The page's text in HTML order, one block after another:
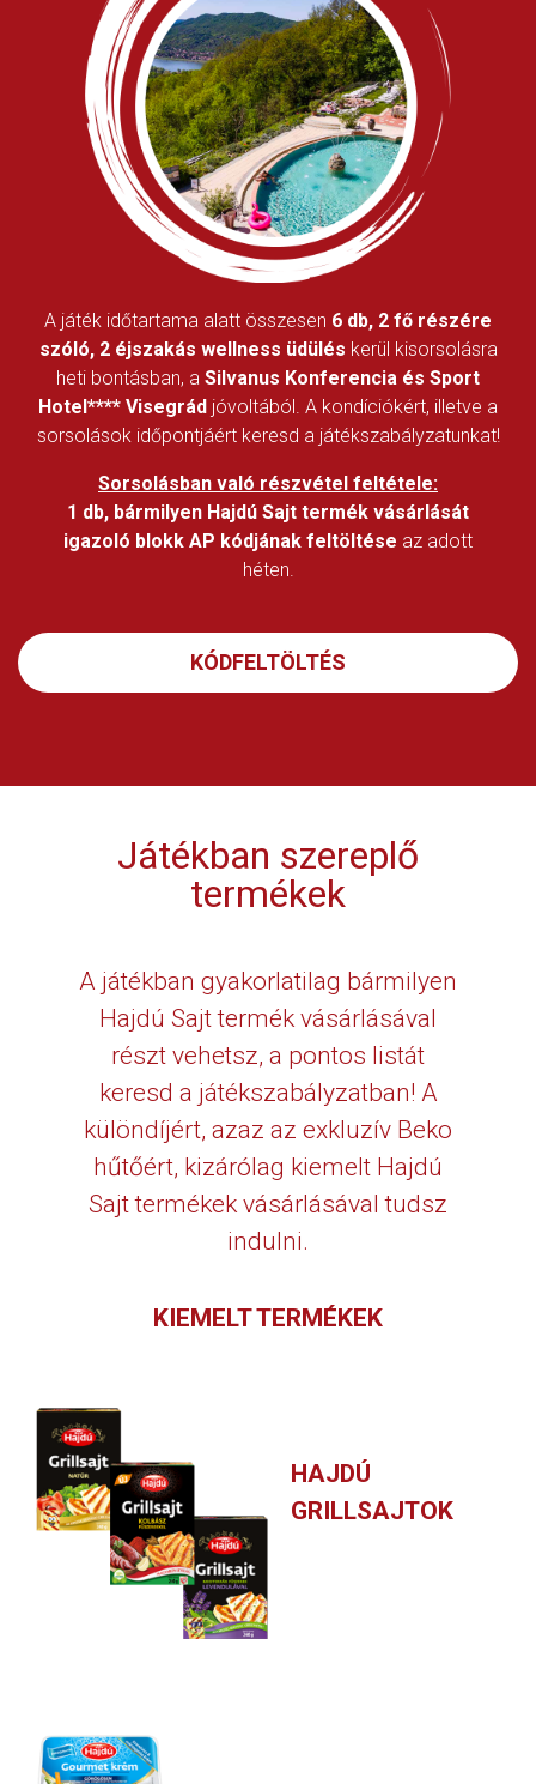
A játék időtartama alatt összesen 6 db, 2 fő részére
szóló, 2 éjszakás wellness üdülés kerül kisorsolásra
heti bontásban, a Silvanus Konferencia és Sport
Hotel**** Visegrád jóvoltából. A kondíciókért, illetve a
sorsolások időpontjáért keresd a játékszabályzatunkat!
Sorsolásban való részvétel feltétele:
1 db, bármilyen Hajdú Sajt termék vásárlását
igazoló blokk AP kódjának feltöltése az adott
héten.
KÓDFELTÖLTÉS
Játékban szereplő
termékek
A játékban gyakorlatilag bármilyen
Hajdú Sajt termék vásárlásával
részt vehetsz, a pontos listát
keresd a játékszabályzatban! A
különdíjért, azaz az exkluzív Beko
hűtőért, kizárólag kiemelt Hajdú
Sajt termékek vásárlásával tudsz
indulni.
KIEMELT TERMÉKEK
HAJDÚ
GRILLSAJTOK